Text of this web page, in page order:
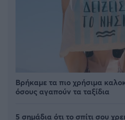
Βρήκαμε τα πιο χρήσιμα
όσους αγαπούν τα ταξίδια
5 σημάδια ότι το σπίτι σου